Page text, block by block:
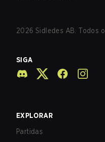
2026 Sidledes AB. Todos
SIGA
EXPLORAR
Partidas